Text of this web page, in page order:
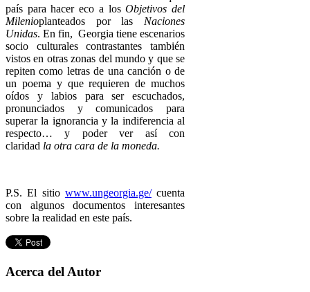
país para hacer eco a losObjetivos del
Milenioplanteados por las Naciones
Unidas. En fin, Georgia tiene escenarios
socio culturales contrastantes también
vistos en otras zonas del mundo y que se
repiten como letras de una canción o de
un poema y que requieren de muchos
oídos y labios para ser escuchados,
pronunciados y comunicados para
superar la ignorancia y la indiferencia al
respecto… y poder ver así con
claridad la otra cara de la moneda.
P.S. El sitio www.ungeorgia.ge/cuenta
con algunos documentos interesantes
sobre la realidad en este país.
Acerca del Autor